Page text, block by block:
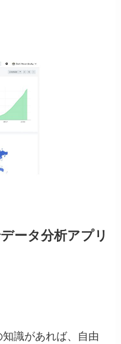
ータ分析アプリ
知識があれば、自由